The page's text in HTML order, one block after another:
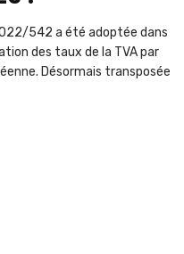
542 a été adoptée dans
des taux de la TVA par
Désormais transposée